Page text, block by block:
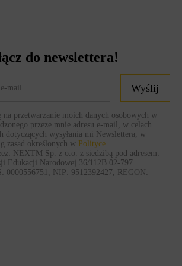
do newslettera!
Wyślij
na przetwarzanie moich danych osobowych w
przeze mnie adresu e-mail, w celach
dotyczących wysyłania mi Newslettera, w
zasad określonych w Polityce
NEXTM Sp. z o.o. z siedzibą pod adresem:
Edukacji Narodowej 36/112B 02-797
0000556751, NIP: 9512392427, REGON: